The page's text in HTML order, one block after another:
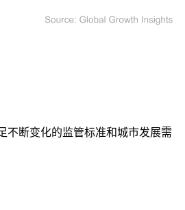
不断变化的监管标准和城市发展需